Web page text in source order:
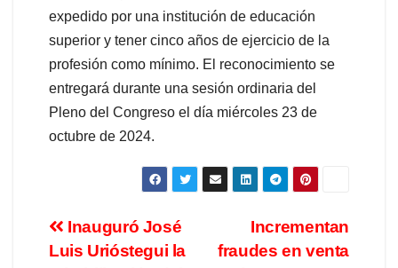
expedido por una institución de educación
superior y tener cinco años de ejercicio de la
profesión como mínimo. El reconocimiento se
entregará durante una sesión ordinaria del
Pleno del Congreso el día miércoles 23 de
octubre de 2024.
Incrementan
fraudes en venta
Inauguró José
Luis Urióstegui la